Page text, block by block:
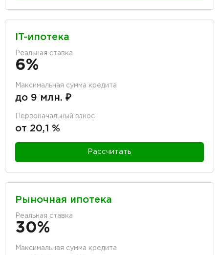
IT-ипотека
Реальная ставка
6%
Максимальная сумма кредита
до 9 млн. ₽
Первоначальный взнос
от 20,1 %
Рассчитать
Рыночная ипотека
Реальная ставка
30%
Максимальная сумма кредита